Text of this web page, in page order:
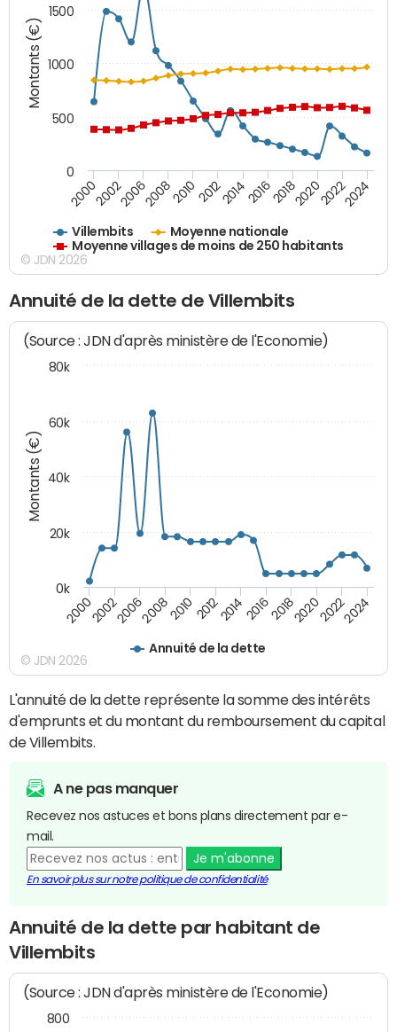
Montants (€)
Villembits
Moyenne nationale
Moyenne villages de moins de 250 habitants
200020022006200820102012201420162018202020222024
0
500
1000
1500
© JDN 2026
Annuité de la dette de Villembits
Montants (€)
(Source : JDN d'après ministère de l'Economie)
Annuité de la dette
20002002200620082010 2012201420162018202020222024
0k
20k
40k
60k
80k
© JDN 2026
L'annuité de la dette représente la somme des intérêts
d'emprunts et du montant du remboursement du capital
de Villembits.
A ne pas manquer
Recevez nos astuces et bons plans directement par e-
mail.
Je m'abonne
En savoir plus sur notre politique de confidentialité
Annuité de la dette par habitant de
Villembits
(Source : JDN d'après ministère de l'Economie)
800